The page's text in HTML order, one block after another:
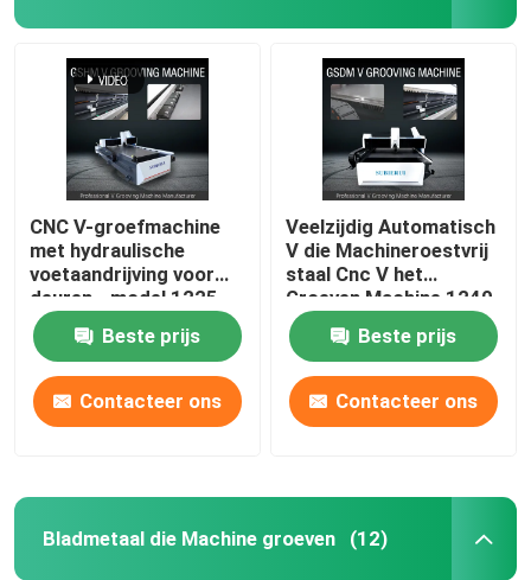
CNC V-groefmachine
met hydraulische
voetaandrijving voor
deuren - model 1225
Beste prijs
Contacteer ons
Veelzijdig Automatisch
V die Machineroestvrij
staal Cnc V het
Groeven Machine 1240
groeven
Beste prijs
Contacteer ons
Bladmetaal die Machine groeven (12)